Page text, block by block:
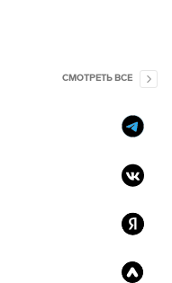
СМОТРЕТЬ ВСЕ